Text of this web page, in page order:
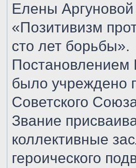
Елены
«Позитивизм
сто лет борьбы».
было учреждено
Советского
Звание
коллективные
героического